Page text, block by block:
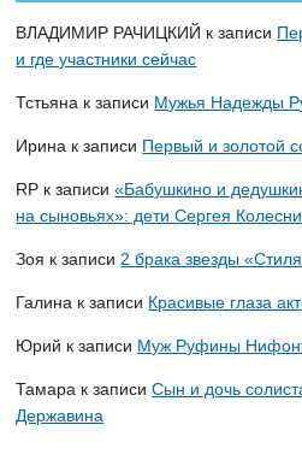
ВЛАДИМИР РАЧИЦКИЙ к записи
и где участники сейчас
Тстьяна к записи Мужья Надежды
Ирина к записи Первый и золотой
RP к записи«Бабушкино и
на сыновьях»: дети Сергея
Зоя к записи2 брака звезды
Галина к записи Красивые глаза
Юрий к записи Муж Руфины
Тамара к записиСын и дочь
Державина